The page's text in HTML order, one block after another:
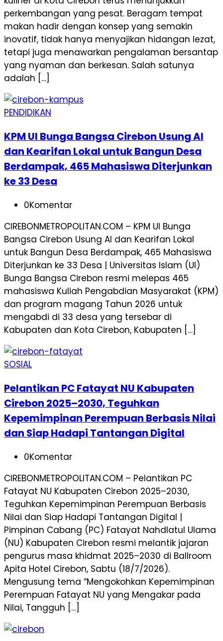
perkembangan yang pesat. Beragam tempat
makan hadir dengan konsep yang semakin
inovatif, tidak hanya menyajikan hidangan lezat,
tetapi juga menawarkan pengalaman bersantap
yang nyaman dan berkesan. Salah satunya
adalah […]
PENDIDIKAN
KPM UI Bunga Bangsa Cirebon Usung AI
dan Kearifan Lokal untuk Bangun Desa
Berdampak, 465 Mahasiswa Diterjunkan
ke 33 Desa
0Komentar
CIREBONMETROPOLITAN.COM – KPM UI Bunga
Bangsa Cirebon Usung AI dan Kearifan Lokal
untuk Bangun Desa Berdampak, 465 Mahasiswa
Diterjunkan ke 33 Desa | Universitas Islam (UI)
Bunga Bangsa Cirebon resmi melepas 465
mahasiswa Kuliah Pengabdian Masyarakat (KPM)
dan program magang Tahun 2026 untuk
mengabdi di 33 desa yang tersebar di
Kabupaten dan Kota Cirebon, Kabupaten […]
SOSIAL
Pelantikan PC Fatayat NU Kabupaten
Cirebon 2025–2030, Teguhkan
Kepemimpinan Perempuan Berbasis Nilai
dan Siap Hadapi Tantangan Digital
0Komentar
CIREBONMETROPOLITAN.COM – Pelantikan PC
Fatayat NU Kabupaten Cirebon 2025–2030,
Teguhkan Kepemimpinan Perempuan Berbasis
Nilai dan Siap Hadapi Tantangan Digital |
Pimpinan Cabang (PC) Fatayat Nahdlatul Ulama
(NU) Kabupaten Cirebon resmi melantik jajaran
pengurus masa khidmat 2025–2030 di Ballroom
Apita Hotel Cirebon, Sabtu (18/7/2026).
Mengusung tema “Mengokohkan Kepemimpinan
Perempuan Fatayat NU yang Mengakar pada
Nilai, Tangguh […]